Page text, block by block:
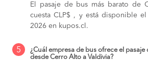
El pasaje de bus más barato de
cuesta CLP$ , y está disponible
2026 en kupos.cl.
5
¿Cuál empresa de bus ofrece el pasaje
desde Cerro Alto a Valdivia?